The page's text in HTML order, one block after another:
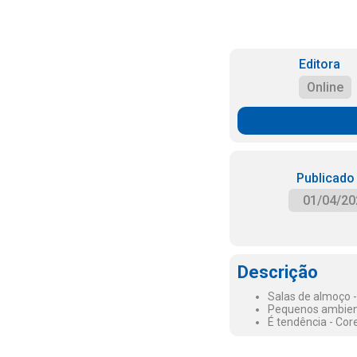
Editora
Online
01/04/
Descrição
Salas de almoço
Pequenos
É tendência -